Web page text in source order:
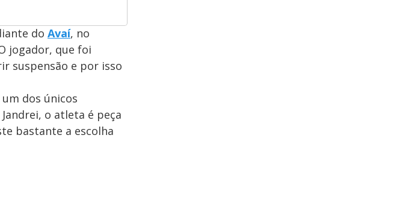
do Avaí, no
jogador, que foi
suspensão e por isso
dos únicos
o atleta é peça
bastante a escolha